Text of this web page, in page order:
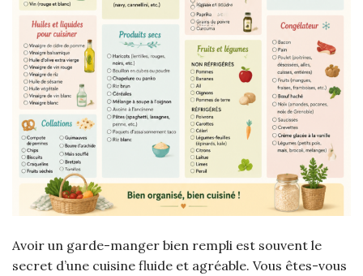
Avoir un garde-manger bien rempli est souvent le
secret d’une cuisine fluide et agréable. Vous êtes-vous